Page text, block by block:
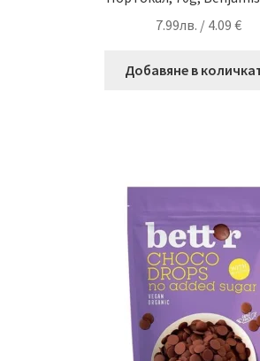
7.99лв. / 4.09 €
Добавяне в